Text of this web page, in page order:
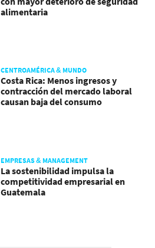
alimentaria
CENTROAMÉRICA & MUNDO
Costa Rica: Menos ingresos y
contracción del mercado laboral
causan baja del consumo
EMPRESAS & MANAGEMENT
La sostenibilidad impulsa la
competitividad empresarial en
Guatemala